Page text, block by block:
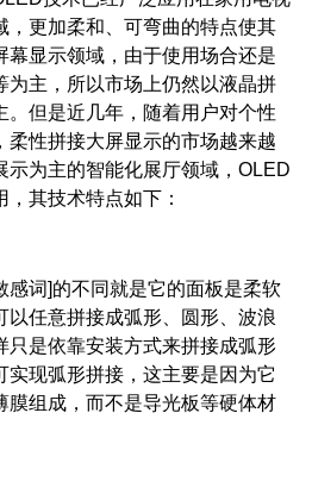
，更加柔和、可弯曲的特点使其
幕显示领域，由于使用场合还是
为主，所以市场上仍然以液晶拼
。但是近几年，随着用户对个性
柔性拼接大屏显示的市场越来越
示为主的智能化展厅领域，OLED
，其技术特点如下：
感词]的不同就是它的面板是柔软
以任意拼接成弧形、圆形、波浪
只是依靠安装方式来拼接成弧形
实现弧形拼接，这主要是因为它
膜组成，而不是导光板等硬体材